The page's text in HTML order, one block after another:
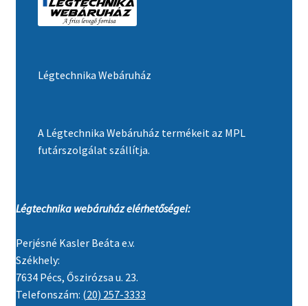
Légtechnika Webáruház
A Légtechnika Webáruház termékeit az MPL
futárszolgálat szállítja.
Légtechnika webáruház elérhetőségei:
Perjésné Kasler Beáta e.v.
Székhely:
7634 Pécs, Őszirózsa u. 23.
Telefonszám: (20) 257-3333